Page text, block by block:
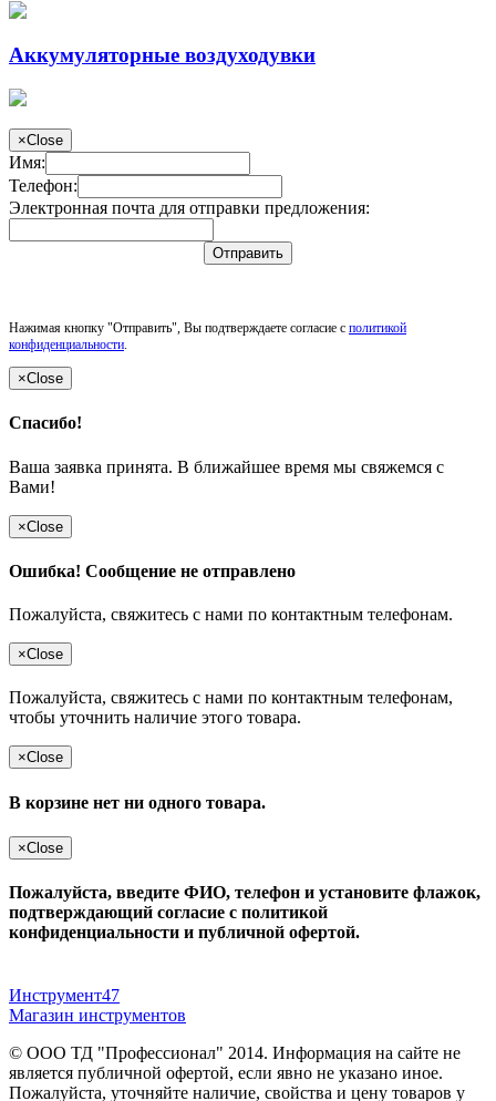
Аккумуляторные воздуходувки
×Close
Имя:
Телефон:
Электронная почта для отправки предложения:
Отправить
Нажимая кнопку "Отправить", Вы подтверждаете согласие с политикой
конфиденциальности.
×Close
Спасибо!
Ваша заявка принята. В ближайшее время мы свяжемся с
Вами!
×Close
Ошибка! Сообщение не отправлено
Пожалуйста, свяжитесь с нами по контактным телефонам.
×Close
Пожалуйста, свяжитесь с нами по контактным телефонам,
чтобы уточнить наличие этого товара.
×Close
В корзине нет ни одного товара.
×Close
Пожалуйста, введите ФИО, телефон и установите флажок,
подтверждающий согласие с политикой
конфиденциальности и публичной офертой.
Инструмент47
Магазин инструментов
© ООО ТД "Профессионал" 2014. Информация на сайте не
является публичной офертой, если явно не указано иное.
Пожалуйста, уточняйте наличие, свойства и цену товаров у